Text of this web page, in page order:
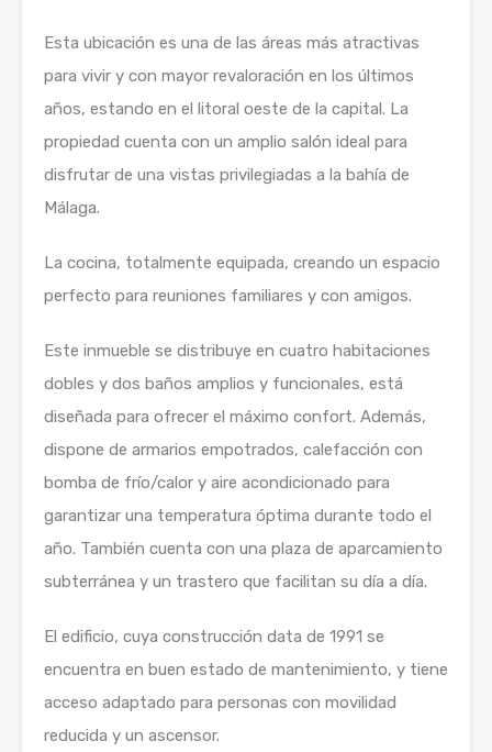
Esta ubicación es una de las áreas más atractivas
para vivir y con mayor revaloración en los últimos
años, estando en el litoral oeste de la capital. La
propiedad cuenta con un amplio salón ideal para
disfrutar de una vistas privilegiadas a la bahía de
Málaga.
La cocina, totalmente equipada, creando un espacio
perfecto para reuniones familiares y con amigos.
Este inmueble se distribuye en cuatro habitaciones
dobles y dos baños amplios y funcionales, está
diseñada para ofrecer el máximo confort. Además,
dispone de armarios empotrados, calefacción con
bomba de frío/calor y aire acondicionado para
garantizar una temperatura óptima durante todo el
año. También cuenta con una plaza de aparcamiento
subterránea y un trastero que facilitan su día a día.
El edificio, cuya construcción data de 1991 se
encuentra en buen estado de mantenimiento, y tiene
acceso adaptado para personas con movilidad
reducida y un ascensor.